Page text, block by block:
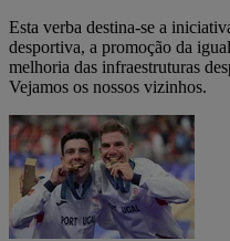
Esta verba destina-se a
desportiva, a promoção da
melhoria das infraestruturas
Vejamos os nossos vizinhos.